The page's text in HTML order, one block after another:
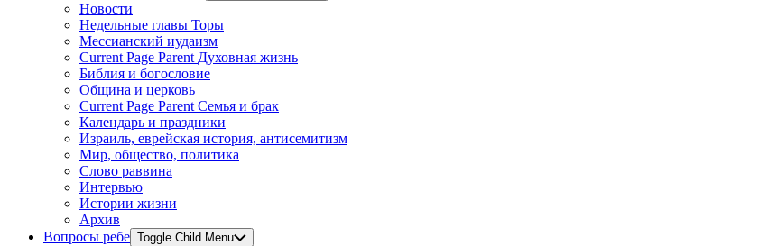
Новости
Недельные главы Торы
Мессианский иудаизм
Current Page Parent Духовная жизнь
Библия и богословие
Община и церковь
Current Page Parent Семья и брак
Календарь и праздники
Израиль, еврейская история, антисемитизм
Мир, общество, политика
Слово раввина
Интервью
Истории жизни
Архив
Вопросы ребе Toggle Child Menu